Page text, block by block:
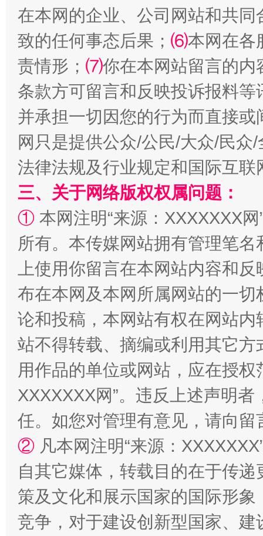
在本网的企业、公司网站和共
致的任何事态后果； ⑹本网在各
责情形； ⑺你在本网站留言的内
条款方可留言和反映投诉报料
并承担一切因您的行为而直接
网只是提供公众/公民/大众/民
法律法规及行业规定和国际互
三、关于网络版权权属问题：
① 本网注明“来源：XXXXXXX
所有。本传媒网站拥有管理笔
上使用你留言在本网站内容和
布在本网及本网所属网站的一
论和投稿，本网站有权在网站
站不得转载、摘编或利用其它
用作品的单位或网站，应在授
XXXXXXX网”。违反上述声明
任。如您对管理有意见，请向
② 凡本网注明“来源：
自其它媒体，转载目的在于传
策及文化和展示国家的国际形
竞争，对于建设创新型国家、